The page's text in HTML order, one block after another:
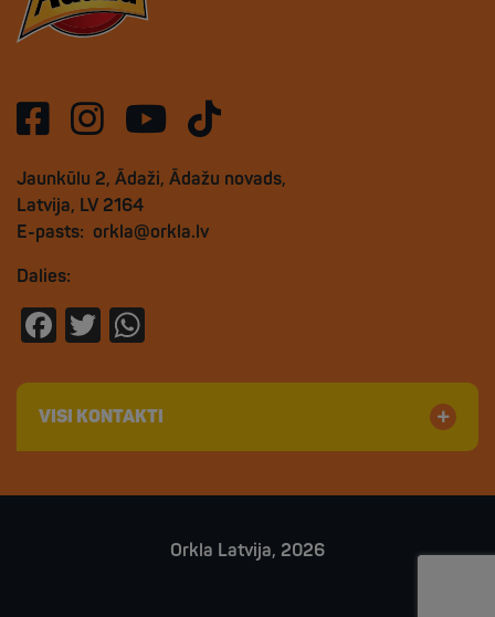
Jaunkūlu 2, Ādaži, Ādažu novads,
Latvija, LV 2164
E-pasts: orkla@orkla.lv
Dalies:
Facebook
Twitter
VISI KONTAKTI
Orkla Latvija, 2026